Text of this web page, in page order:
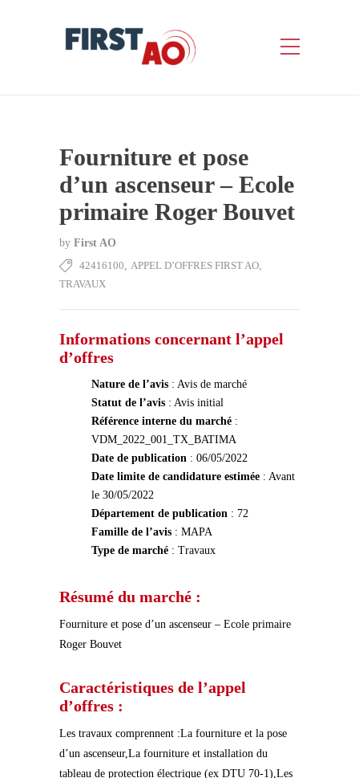
Fourniture et pose
d’un ascenseur – Ecole
primaire Roger Bouvet
by First AO
42416100, APPEL D’OFFRES FIRST AO,
TRAVAUX
Informations concernant l’appel
d’offres
Nature de l’avis : Avis de marché
Statut de l’avis : Avis initial
Référence interne du marché :
VDM_2022_001_TX_BATIMA
Date de publication : 06/05/2022
Date limite de candidature estimée : Avant
le 30/05/2022
Département de publication : 72
Famille de l’avis : MAPA
Type de marché : Travaux
Résumé du marché :
Fourniture et pose d’un ascenseur – Ecole primaire
Roger Bouvet
Caractéristiques de l’appel
d’offres :
Les travaux comprennent :La fourniture et la pose
d’un ascenseur,La fourniture et installation du
tableau de protection électrique (ex DTU 70-1),Les